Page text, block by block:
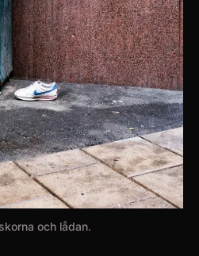
och lådan.